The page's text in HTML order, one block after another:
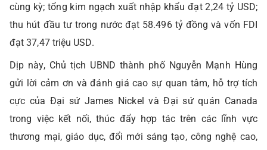
cùng kỳ; tổng kim ngạch xuất nhập khẩu đạt 2,24 tỷ USD;
thu hút đầu tư trong nước đạt 58.496 tỷ đồng và vốn FDI
đạt 37,47 triệu USD.
Dịp này, Chủ tịch UBND thành phố Nguyễn Mạnh Hùng
gửi lời cảm ơn và đánh giá cao sự quan tâm, hỗ trợ tích
cực của Đại sứ James Nickel và Đại sứ quán Canada
trong việc kết nối, thúc đẩy hợp tác trên các lĩnh vực
thương mại, giáo dục, đổi mới sáng tạo, công nghệ cao,